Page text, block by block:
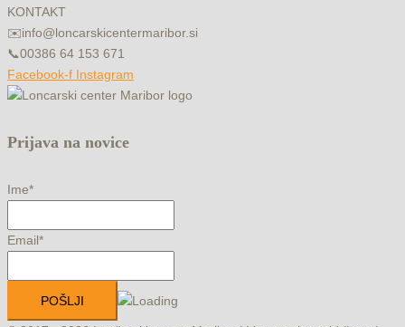
KONTAKT
✉️info@loncarskicentermaribor.si
📞00386 64 153 671
Facebook-f Instagram
Prijava na novice
Ime*
Email*